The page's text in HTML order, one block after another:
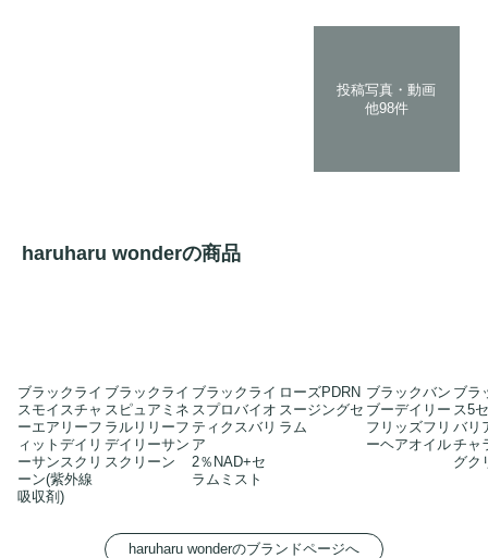
投稿写真・動画
他98件
haruharu wonderの商品
ブラックライ
スモイスチャ
ーエアリーフ
ィットデイリ
ーサンスクリ
ーン(紫外線
吸収剤)
ブラックライ
スピュアミネ
ラルリリーフ
デイリーサン
スクリーン
ブラックライ
スプロバイオ
ティクスバリ
ア
2％NAD+セ
ラムミスト
ローズPDRN
スージングセ
ラム
ブラックバン
ブーデイリー
フリッズフリ
ーヘアオイル
ブラ
ス5
バリ
チャ
グク
haruharu wonderのブランドページへ